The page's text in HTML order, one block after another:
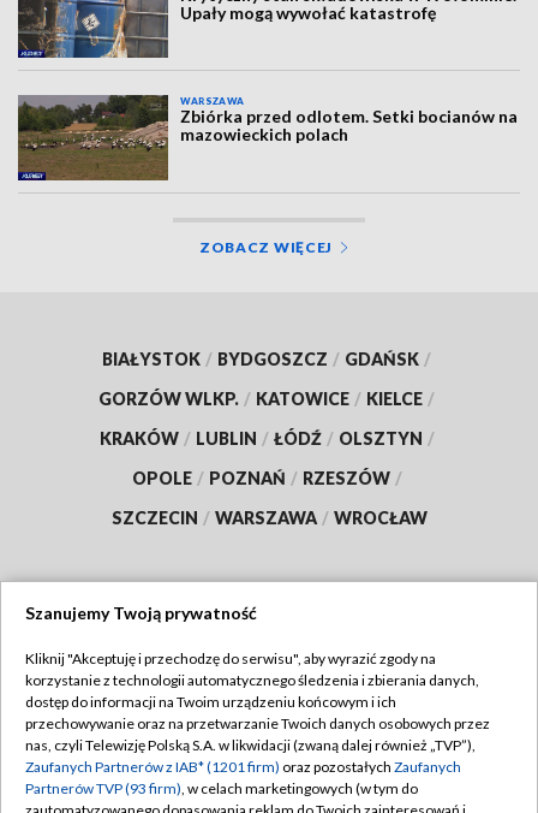
Upały mogą wywołać katastrofę
WARSZAWA
Zbiórka przed odlotem. Setki bocianów na
mazowieckich polach
ZOBACZ WIĘCEJ
BIAŁYSTOK / BYDGOSZCZ / GDAŃSK /
GORZÓW WLKP. / KATOWICE / KIELCE /
KRAKÓW / LUBLIN / ŁÓDŹ / OLSZTYN /
OPOLE / POZNAŃ / RZESZÓW /
SZCZECIN / WARSZAWA / WROCŁAW
TVP
Abonament TVP
Emisja w TVP
Centrum informacji TVP
Regulamin TVP
Polityka prywatności
Moje zgody
Szanujemy Twoją prywatność
Kliknij "Akceptuję i przechodzę do serwisu", aby wyrazić zgody na
korzystanie z technologii automatycznego śledzenia i zbierania danych,
dostęp do informacji na Twoim urządzeniu końcowym i ich
przechowywanie oraz na przetwarzanie Twoich danych osobowych przez
nas, czyli Telewizję Polską S.A. w likwidacji (zwaną dalej również „TVP”),
Zaufanych Partnerów z IAB* (1201 firm) oraz pozostałych Zaufanych
Partnerów TVP (93 firm), w celach marketingowych (w tym do